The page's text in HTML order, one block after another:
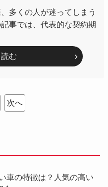
多くの人が迷ってしまう
事では、代表的な契約期
む
次へ
車の特徴は？人気の高い